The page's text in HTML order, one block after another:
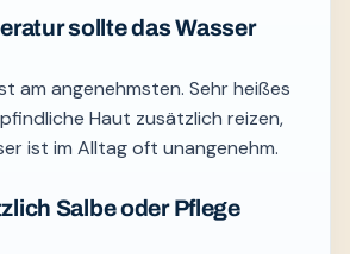
sollte das Wasser
am angenehmsten. Sehr heißes
Haut zusätzlich reizen,
ist im Alltag oft unangenehm.
Salbe oder Pflege